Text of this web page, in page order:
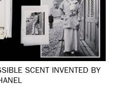
SCENT INVENTED BY